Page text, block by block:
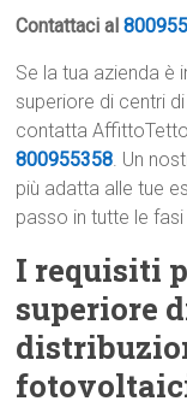
Contattaci al
Se la tua azienda è
superiore di centri
contatta
800955358. Un
più adatta alle tue
passo in tutte le
I requisiti
superiore